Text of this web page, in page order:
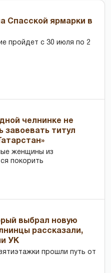
Спасской ярмарки в
пройдет с 30 июля по 2
челнинке не
завоевать титул
женщины из
покорить
выбрал новую
рассказали,
УК
прошли путь от